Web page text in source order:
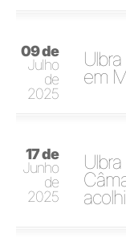
09 de
Julho
de
2025
em
17 de
Junho
de
2025